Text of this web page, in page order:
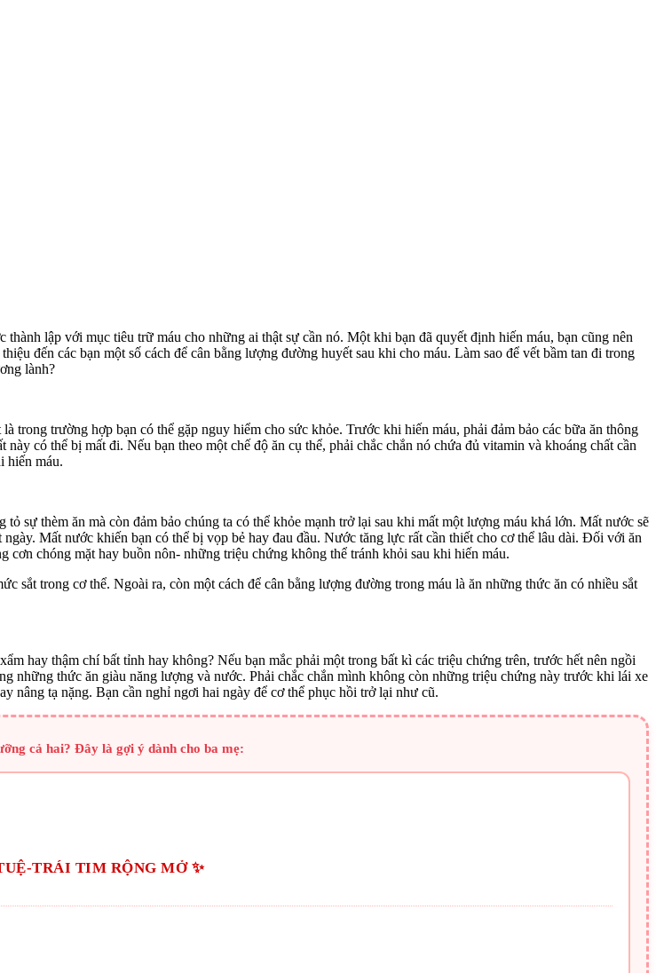
lập với mục tiêu trữ máu cho những ai thật sự cần nó. Một khi bạn đã quyết định hiến máu, bạn cũng nên
đến các bạn một số cách để cân bằng lượng đường huyết sau khi cho máu. Làm sao để vết bầm tan đi trong
lành?
trong trường hợp bạn có thể gặp nguy hiểm cho sức khỏe. Trước khi hiến máu, phải đảm bảo các bữa ăn thông
có thể bị mất đi. Nếu bạn theo một chế độ ăn cụ thể, phải chắc chắn nó chứa đủ vitamin và khoáng chất cần
hiến máu.
sự thèm ăn mà còn đảm bảo chúng ta có thể khỏe mạnh trở lại sau khi mất một lượng máu khá lớn. Mất nước sẽ
Mất nước khiến bạn có thể bị vọp bẻ hay đau đầu. Nước tăng lực rất cần thiết cho cơ thể lâu dài. Đối với ăn
chóng mặt hay buồn nôn- những triệu chứng không thể tránh khỏi sau khi hiến máu.
sắt trong cơ thể. Ngoài ra, còn một cách để cân bằng lượng đường trong máu là ăn những thức ăn có nhiều sắt
hay thậm chí bất tỉnh hay không? Nếu bạn mắc phải một trong bất kì các triệu chứng trên, trước hết nên ngồi
những thức ăn giàu năng lượng và nước. Phải chắc chắn mình không còn những triệu chứng này trước khi lái xe
nâng tạ nặng. Bạn cần nghỉ ngơi hai ngày để cơ thể phục hồi trở lại như cũ.
cả hai? Đây là gợi ý dành cho ba mẹ:
TRÁI TIM RỘNG MỞ ✨